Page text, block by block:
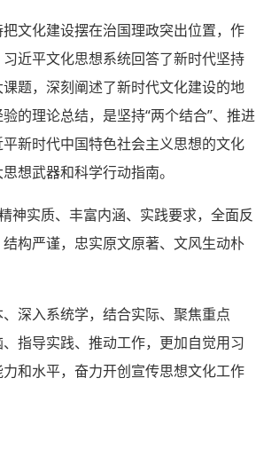
文化建设摆在治国理政突出位置，作
近平文化思想系统回答了新时代坚持
题，深刻阐述了新时代文化建设的地
的理论总结，是坚持“两个结合”、推进
新时代中国特色社会主义思想的文化
想武器和科学行动指南。
神实质、丰富内涵、实践要求，全面反
构严谨，忠实原文原著、文风生动朴
深入系统学，结合实际、聚焦重点
指导实践、推动工作，更加自觉用习
和水平，奋力开创宣传思想文化工作